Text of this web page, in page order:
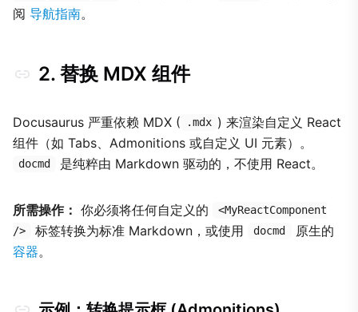
阅 导航指南。
2. 替换 MDX 组件
Docusaurus 严重依赖 MDX ( .mdx ) 来渲染自定义 React
组件（如 Tabs、Admonitions 或自定义 UI 元素）。
docmd 是纯粹由 Markdown 驱动的，不使用 React。
所需操作： 你必须将任何自定义的
<MyReactComponent
/>
标签转换为标准 Markdown，或使用 docmd
原生的
容器。